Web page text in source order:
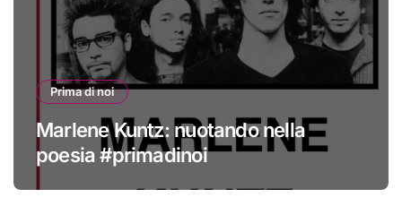
Prima di noi
Marlene Kuntz: nuotando nella
poesia #primadinoi